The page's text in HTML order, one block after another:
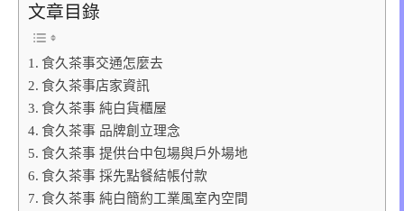
文章目錄
食久茶事交通怎麼去
食久茶事店家資訊
食久茶事 純白貨櫃屋
食久茶事 品牌創立理念
食久茶事 提供台中包場與戶外場地
食久茶事 採先點餐結帳付款
食久茶事 純白簡約工業風室內空間